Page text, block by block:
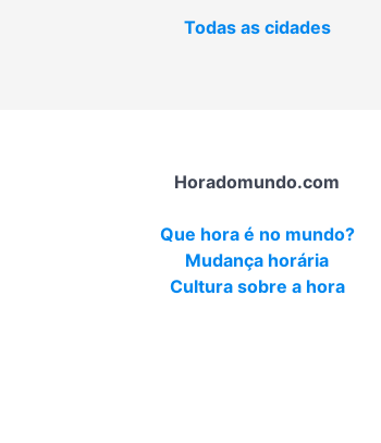
Todas as cidades
Horadomundo.com
Que hora é no mundo?
Mudança horária
Cultura sobre a hora